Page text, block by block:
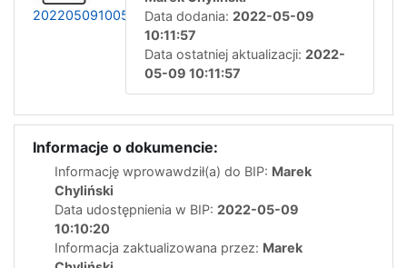
20220509100534824Data dodania: 2022-05-09
10:11:57
Data ostatniej aktualizacji: 2022-
05-09 10:11:57
Informacje o dokumencie:
Informację wprowawdził(a) do BIP: Marek
Chyliński
Data udostępnienia w BIP: 2022-05-09
10:10:20
Informacja zaktualizowana przez: Marek